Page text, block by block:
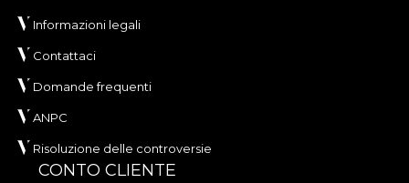
Informazioni legali
Contattaci
Domande frequenti
ANPC
Risoluzione delle controversie
CONTO CLIENTE